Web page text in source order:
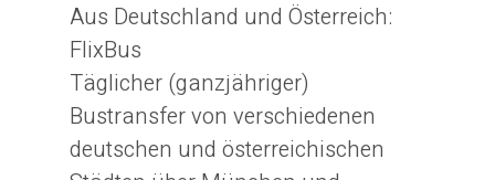
Aus Deutschland und Österreich:
FlixBus
Täglicher (ganzjähriger)
Bustransfer von verschiedenen
deutschen und österreichischen